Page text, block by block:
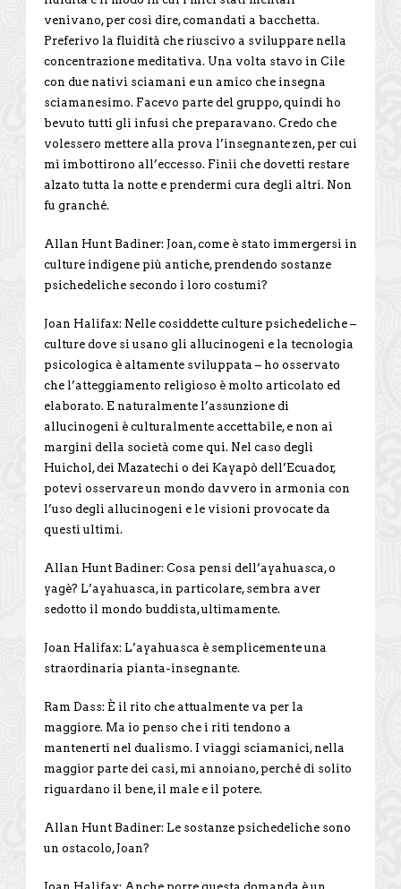
venivano, per così dire, comandati a bacchetta.
Preferivo la fluidità che riuscivo a sviluppare nella
concentrazione meditativa. Una volta stavo in Cile
con due nativi sciamani e un amico che insegna
sciamanesimo. Facevo parte del gruppo, quindi ho
bevuto tutti gli infusi che preparavano. Credo che
volessero mettere alla prova l’insegnante zen, per cui
mi imbottirono all’eccesso. Finii che dovetti restare
alzato tutta la notte e prendermi cura degli altri. Non
fu granché.
Allan Hunt Badiner: Joan, come è stato immergersi in
culture indigene più antiche, prendendo sostanze
psichedeliche secondo i loro costumi?
Joan Halifax: Nelle cosiddette culture psichedeliche –
culture dove si usano gli allucinogeni e la tecnologia
psicologica è altamente sviluppata – ho osservato
che l’atteggiamento religioso è molto articolato ed
elaborato. E naturalmente l’assunzione di
allucinogeni è culturalmente accettabile, e non ai
margini della società come qui. Nel caso degli
Huichol, dei Mazatechi o dei Kayapò dell’Ecuador,
potevi osservare un mondo davvero in armonia con
l’uso degli allucinogeni e le visioni provocate da
questi ultimi.
Allan Hunt Badiner: Cosa pensi dell’ayahuasca, o
yagè? L’ayahuasca, in particolare, sembra aver
sedotto il mondo buddista, ultimamente.
Joan Halifax: L’ayahuasca è semplicemente una
straordinaria pianta-insegnante.
Ram Dass: È il rito che attualmente va per la
maggiore. Ma io penso che i riti tendono a
mantenerti nel dualismo. I viaggi sciamanici, nella
maggior parte dei casi, mi annoiano, perché di solito
riguardano il bene, il male e il potere.
Allan Hunt Badiner: Le sostanze psichedeliche sono
un ostacolo, Joan?